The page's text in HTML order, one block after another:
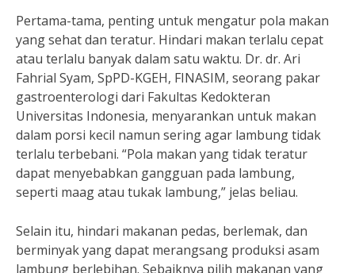
Pertama-tama, penting untuk mengatur pola makan
yang sehat dan teratur. Hindari makan terlalu cepat
atau terlalu banyak dalam satu waktu. Dr. dr. Ari
Fahrial Syam, SpPD-KGEH, FINASIM, seorang pakar
gastroenterologi dari Fakultas Kedokteran
Universitas Indonesia, menyarankan untuk makan
dalam porsi kecil namun sering agar lambung tidak
terlalu terbebani. “Pola makan yang tidak teratur
dapat menyebabkan gangguan pada lambung,
seperti maag atau tukak lambung,” jelas beliau.
Selain itu, hindari makanan pedas, berlemak, dan
berminyak yang dapat merangsang produksi asam
lambung berlebihan. Sebaiknya pilih makanan yang